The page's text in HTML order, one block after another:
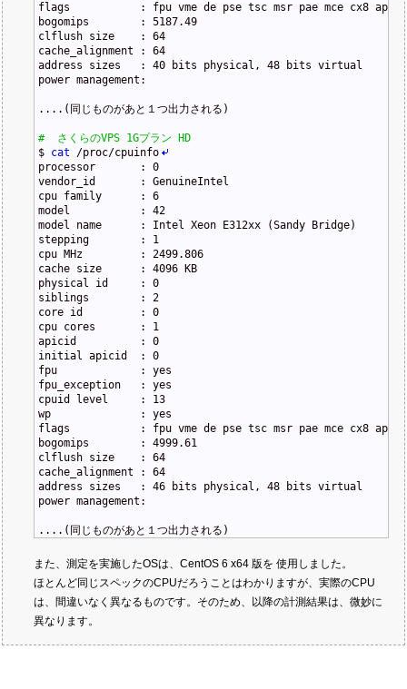
flags           : fpu vme de pse tsc msr pae mce cx8 apic
bogomips        : 5187.49
clflush size    : 64
cache_alignment : 64
address sizes   : 40 bits physical, 48 bits virtual
power management:
.... (同じものがあと１つ出力される)
#  さくらのVPS 1Gプラン HD
$ cat /proc/cpuinfo
processor       : 0
vendor_id       : GenuineIntel
cpu family      : 6
model           : 42
model name      : Intel Xeon E312xx (Sandy Bridge)
stepping        : 1
cpu MHz         : 2499.806
cache size      : 4096 KB
physical id     : 0
siblings        : 2
core id         : 0
cpu cores       : 1
apicid          : 0
initial apicid  : 0
fpu             : yes
fpu_exception   : yes
cpuid level     : 13
wp              : yes
flags           : fpu vme de pse tsc msr pae mce cx8 apic
bogomips        : 4999.61
clflush size    : 64
cache_alignment : 64
address sizes   : 46 bits physical, 48 bits virtual
power management:
.... (同じものがあと１つ出力される)
また、測定を実施したOSは、CentOS 6 x64 版を 使用しました。
ほとんど同じスペックのCPUだろうことはわかりますが、実際のCPU
は、間違いなく異なるものです。そのため、以降の計測結果は、微妙に
異なります。